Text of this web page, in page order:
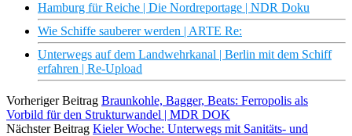
Hamburg für Reiche | Die Nordreportage | NDR Doku
Wie Schiffe sauberer werden | ARTE Re:
Unterwegs auf dem Landwehrkanal | Berlin mit dem Schiff
erfahren | Re-Upload
Vorheriger Beitrag Braunkohle, Bagger, Beats: Ferropolis als
Vorbild für den Strukturwandel | MDR DOK
Nächster Beitrag Kieler Woche: Unterwegs mit Sanitäts- und